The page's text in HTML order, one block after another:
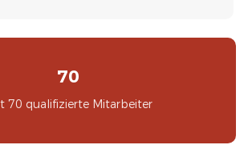
70
70 qualifizierte Mitarbeiter